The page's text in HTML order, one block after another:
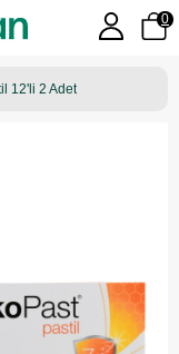
0
12'li 2 Adet